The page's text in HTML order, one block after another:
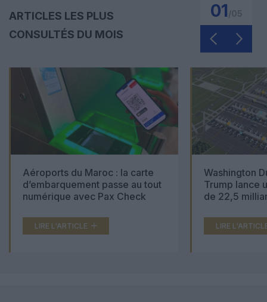
ARTICLES LES PLUS
CONSULTÉS DU MOIS
01
Aéroports du Maroc : la carte
d’embarquement passe au tout
numérique avec Pax Check
LIRE L'ARTICLE
Washington
Trump lance
de 22,5
LIRE